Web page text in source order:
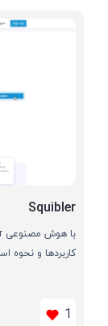
Squibler
کاربردها و نحوه
1